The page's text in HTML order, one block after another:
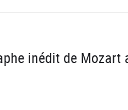
inédit de Mozart